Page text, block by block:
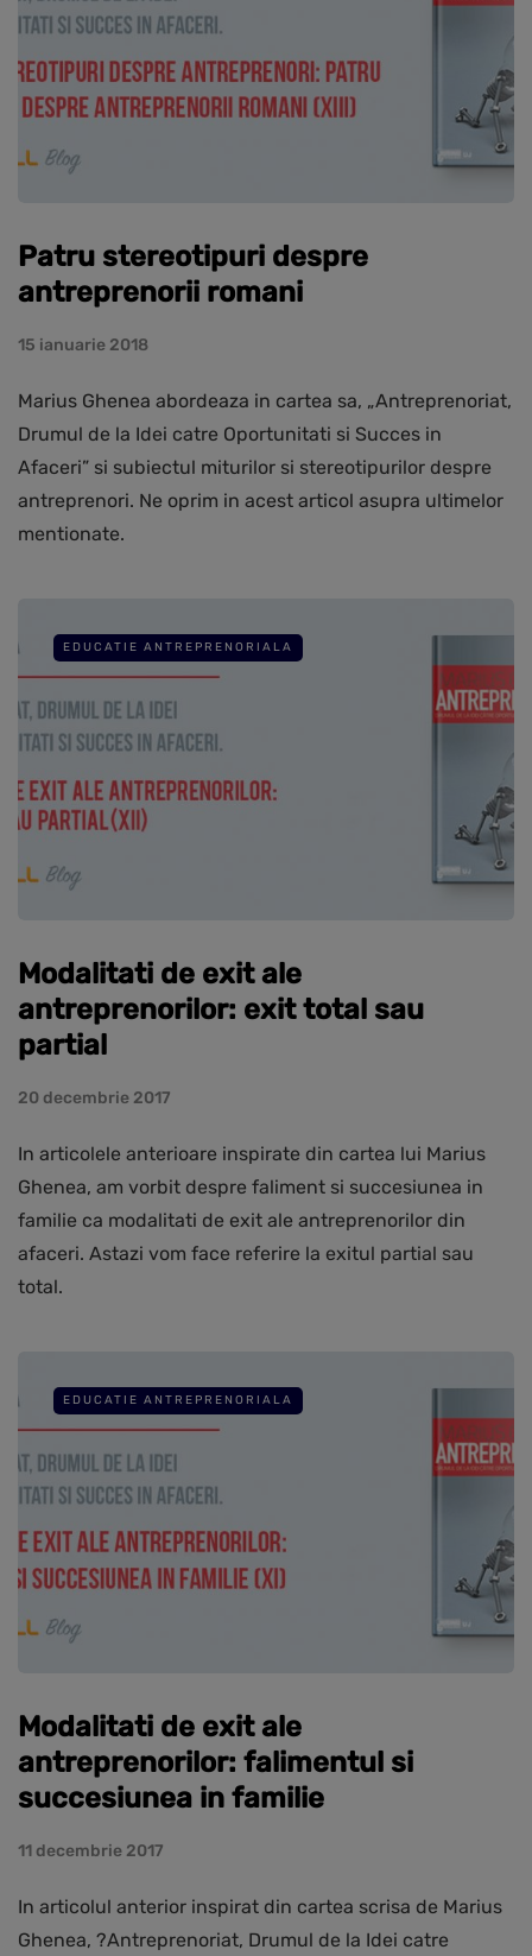
Patru stereotipuri despre
antreprenorii romani
15 ianuarie 2018
Marius Ghenea abordeaza in cartea sa, „Antreprenoriat,
Drumul de la Idei catre Oportunitati si Succes in
Afaceri” si subiectul miturilor si stereotipurilor despre
antreprenori. Ne oprim in acest articol asupra ultimelor
mentionate.
EDUCATIE ANTREPRENORIALA
Modalitati de exit ale
antreprenorilor: exit total sau
partial
20 decembrie 2017
In articolele anterioare inspirate din cartea lui Marius
Ghenea, am vorbit despre faliment si succesiunea in
familie ca modalitati de exit ale antreprenorilor din
afaceri. Astazi vom face referire la exitul partial sau
total.
EDUCATIE ANTREPRENORIALA
Modalitati de exit ale
antreprenorilor: falimentul si
succesiunea in familie
11 decembrie 2017
In articolul anterior inspirat din cartea scrisa de Marius
Ghenea, ?Antreprenoriat, Drumul de la Idei catre